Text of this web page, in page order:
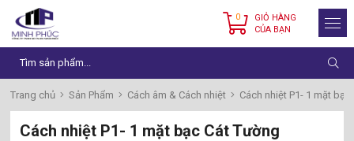
0
GIỎ HÀNG
CỦA BẠN
Trang chủ Sản Phẩm Cách âm & Cách nhiệt Cách nhiệt P1- 1 mặt
Cách nhiệt P1- 1 mặt bạc Cát Tường